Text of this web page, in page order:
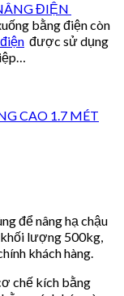
ĐIỆN
bằng điện còn
được sử dụng
CAO 1.7 MÉT
để nâng hạ chậu
khối lượng 500kg,
khách hàng.
chế kích bằng